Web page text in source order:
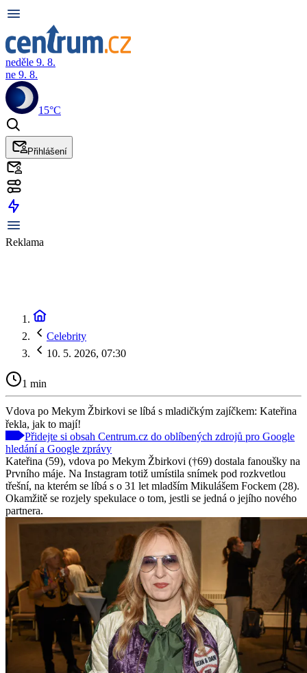
neděle 9. 8.
ne 9. 8.
15°C
Přihlášení
Reklama
Celebrity
10. 5. 2026, 07:30
1 min
Vdova po Mekym Žbirkovi se líbá s mladičkým zajíčkem: Kateřina
řekla, jak to mají!
Přidejte si obsah Centrum.cz do oblíbených zdrojů pro Google
hledání a Google zprávy
Kateřina (59), vdova po Mekym Žbirkovi (†69) dostala fanoušky na
Prvního máje. Na Instagram totiž umístila snímek pod rozkvetlou
třešní, na kterém se líbá s o 31 let mladším Mikulášem Fockem (28).
Okamžitě se rozjely spekulace o tom, jestli se jedná o jejího nového
partnera.